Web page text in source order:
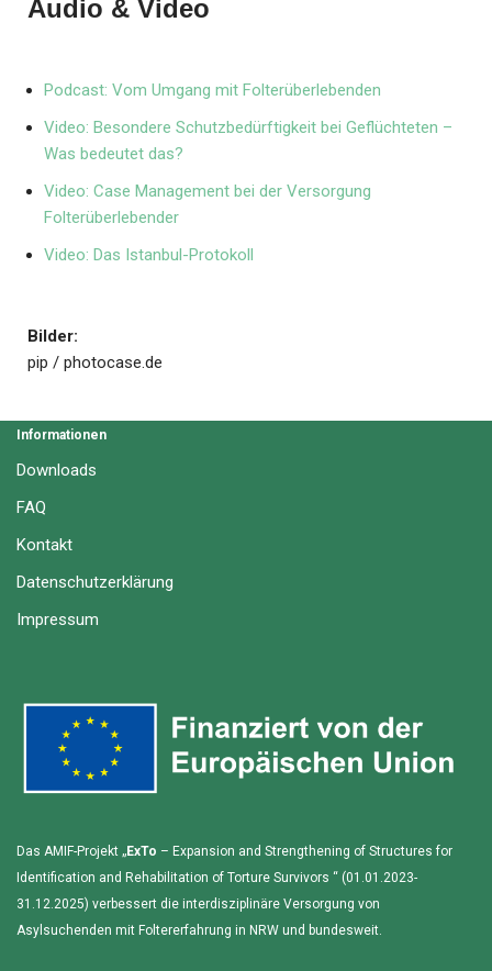
Audio & Video
Podcast: Vom Umgang mit Folterüberlebenden
Video: Besondere Schutzbedürftigkeit bei Geflüchteten –
Was bedeutet das?
Video: Case Management bei der Versorgung
Folterüberlebender
Video: Das Istanbul-Protokoll
Bilder:
pip / photocase.de
Informationen
Downloads
FAQ
Kontakt
Datenschutzerklärung
Impressum
Das AMIF-Projekt „ExTo – Expansion and Strengthening of Structures for
Identification and Rehabilitation of Torture Survivors “ (01.01.2023-
31.12.2025) verbessert die interdisziplinäre Versorgung von
Asylsuchenden mit Foltererfahrung in NRW und bundesweit.